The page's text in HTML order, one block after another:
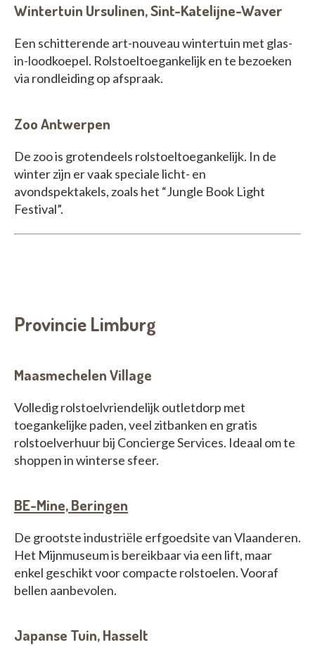
Wintertuin Ursulinen, Sint-Katelijne-Waver
Een schitterende art-nouveau wintertuin met glas-
in-loodkoepel. Rolstoeltoegankelijk en te bezoeken
via rondleiding op afspraak.
Zoo Antwerpen
De zoo is grotendeels rolstoeltoegankelijk. In de
winter zijn er vaak speciale licht- en
avondspektakels, zoals het “Jungle Book Light
Festival”.
Provincie Limburg
Maasmechelen Village
Volledig rolstoelvriendelijk outletdorp met
toegankelijke paden, veel zitbanken en gratis
rolstoelverhuur bij Concierge Services. Ideaal om te
shoppen in winterse sfeer.
BE-Mine, Beringen
De grootste industriële erfgoedsite van Vlaanderen.
Het Mijnmuseum is bereikbaar via een lift, maar
enkel geschikt voor compacte rolstoelen. Vooraf
bellen aanbevolen.
Japanse Tuin, Hasselt